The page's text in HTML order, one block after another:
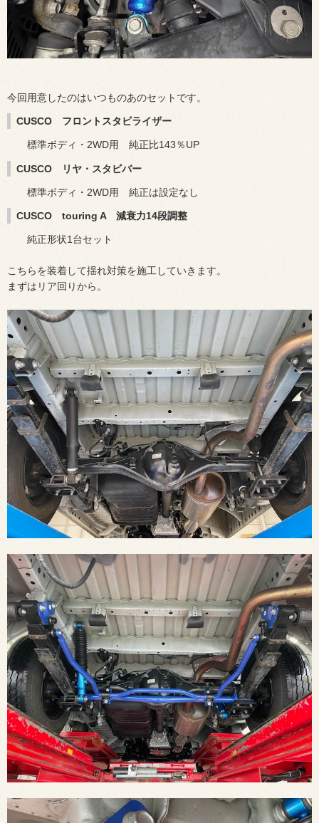
今回用意したのはいつものあのセットです。
CUSCO フロントスタビライザー
標準ボディ・2WD用 純正比143％UP
CUSCO リヤ・スタビバー
標準ボディ・2WD用 純正は設定なし
CUSCO touring A 減衰力14段調整
純正形状1台セット
こちらを装着して揺れ対策を施工していきます。
まずはリア回りから。